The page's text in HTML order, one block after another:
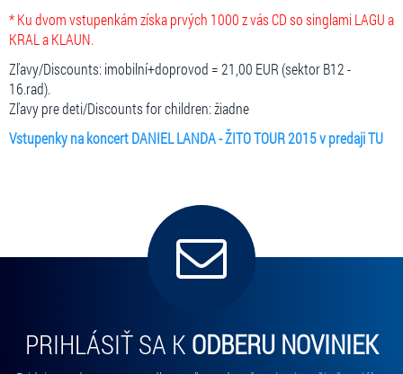
* Ku dvom vstupenkám získa prvých 1000 z vás CD so singlami LAGU a
KRAL a KLAUN.
Zľavy/Discounts: imobilní+doprovod = 21,00 EUR (sektor B12 -
16.rad).
Zľavy pre deti/Discounts for children: žiadne
Vstupenky na koncert DANIEL LANDA - ŽITO TOUR 2015 v predaji TU
PRIHLÁSIŤ SA K ODBERU NOVINIEK